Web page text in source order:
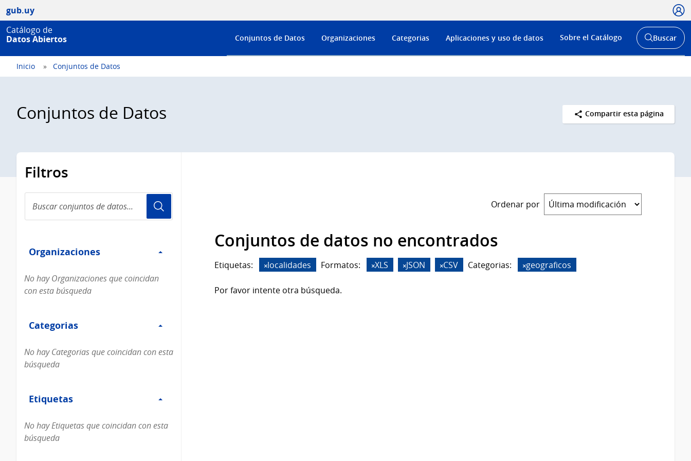
gub.uy
Catálogo de
Datos Abiertos
Menú
de
Conjuntos de Datos Organizaciones Categorias Aplicaciones y uso de datos Sobre el Catálogo
Abrir
buscador
Buscar
Inicio Conjuntos de Datos
Conjuntos de Datos Compartir esta página
Filtros
conjuntos
de
Organizaciones
Organizaciones
No hay Organizaciones que coincidan
con esta búsqueda
Categorias
Categorias
No hay Categorias que coincidan con esta
búsqueda
Etiquetas
Etiquetas
No hay Etiquetas que coincidan con esta
búsqueda
Ordenar por
Conjuntos de datos no encontrados
Etiquetas: localidades Formatos: XLS JSON CSV Categorias: geograficos
Por favor intente otra búsqueda.